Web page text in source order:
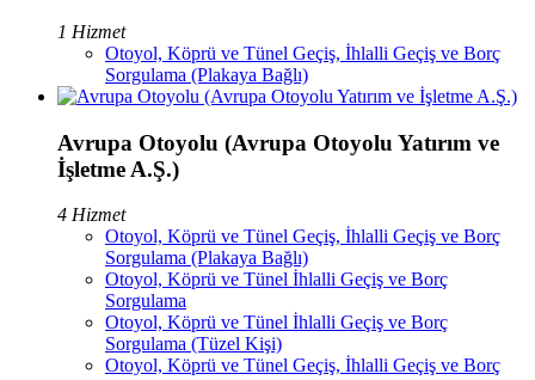
1 Hizmet
Otoyol, Köprü ve Tünel Geçiş, İhlalli Geçiş ve Borç
Sorgulama (Plakaya Bağlı)
Avrupa Otoyolu (Avrupa Otoyolu Yatırım ve
İşletme A.Ş.)
4 Hizmet
Otoyol, Köprü ve Tünel Geçiş, İhlalli Geçiş ve Borç
Sorgulama (Plakaya Bağlı)
Otoyol, Köprü ve Tünel İhlalli Geçiş ve Borç
Sorgulama
Otoyol, Köprü ve Tünel İhlalli Geçiş ve Borç
Sorgulama (Tüzel Kişi)
Otoyol, Köprü ve Tünel Geçiş, İhlalli Geçiş ve Borç